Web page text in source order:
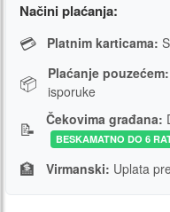
Načini plaćanja:
💳 Platnim karticama:
📦 Plaćanje pouzećem:
isporuke
📝 Čekovima građana:
BESKAMATNO DO 6
🏦 Virmanski: Uplata